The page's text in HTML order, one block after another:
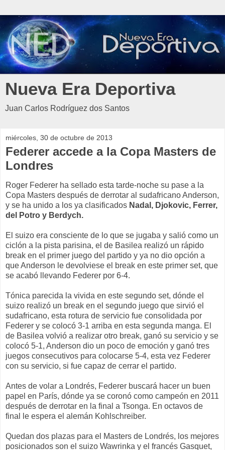
Nueva Era Deportiva
Juan Carlos Rodríguez dos Santos
miércoles, 30 de octubre de 2013
Federer accede a la Copa Masters de
Londres
Roger Federer ha sellado esta tarde-noche su pase a la
Copa Masters después de derrotar al sudafricano Anderson,
y se ha unido a los ya clasificados Nadal, Djokovic, Ferrer,
del Potro y Berdych.
El suizo era consciente de lo que se jugaba y salió como un
ciclón a la pista parisina, el de Basilea realizó un rápido
break en el primer juego del partido y ya no dio opción a
que Anderson le devolviese el break en este primer set, que
se acabó llevando Federer por 6-4.
Tónica parecida la vivida en este segundo set, dónde el
suizo realizó un break en el segundo juego que sirvió el
sudafricano, esta rotura de servicio fue consolidada por
Federer y se colocó 3-1 arriba en esta segunda manga. El
de Basilea volvió a realizar otro break, ganó su servicio y se
colocó 5-1, Anderson dio un poco de emoción y ganó tres
juegos consecutivos para colocarse 5-4, esta vez Federer
con su servicio, si fue capaz de cerrar el partido.
Antes de volar a Londrés, Federer buscará hacer un buen
papel en París, dónde ya se coronó como campeón en 2011
después de derrotar en la final a Tsonga. En octavos de
final le espera el alemán Kohlschreiber.
Quedan dos plazas para el Masters de Londrés, los mejores
posicionados son el suizo Wawrinka y el francés Gasquet,